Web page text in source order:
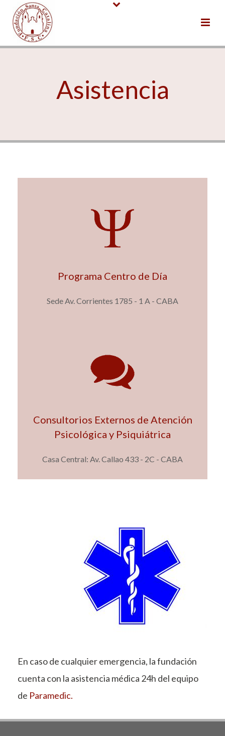
Asistencia
Programa Centro de Día
Sede Av. Corrientes 1785 - 1 A - CABA
Consultorios Externos de Atención
Psicológica y Psiquiátrica
Casa Central: Av. Callao 433 - 2C - CABA
En caso de cualquier emergencia, la fundación
cuenta con la asistencia médica 24h del equipo
de Paramedic.